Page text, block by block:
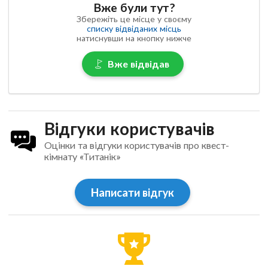
Вже були тут?
Збережіть це місце у своєму
списку відвіданих місць
натиснувши на кнопку нижче
Вже відвідав
Відгуки користувачів
Оцінки та відгуки користувачів про квест-
кімнату «Титанік»
Написати відгук